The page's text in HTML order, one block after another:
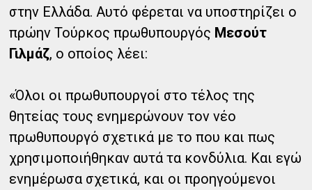
στην Ελλάδα. Αυτό φέρεται να υποστηρίζει ο
πρώην Τούρκος πρωθυπουργός Μεσούτ
Γιλμάζ, ο οποίος λέει:
«Όλοι οι πρωθυπουργοί στο τέλος της
θητείας τους ενημερώνουν τον νέο
πρωθυπουργό σχετικά με το που και πως
χρησιμοποιήθηκαν αυτά τα κονδύλια. Και εγώ
ενημέρωσα σχετικά, και οι προηγούμενοι